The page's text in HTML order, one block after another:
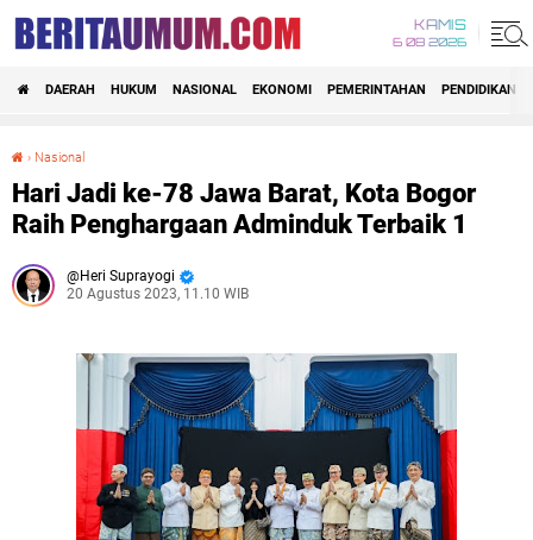
KAMIS
6 08 2026
DAERAH HUKUM NASIONAL EKONOMI PEMERINTAHAN PENDIDIKAN
› Nasional
Hari Jadi ke-78 Jawa Barat, Kota Bogor
Raih Penghargaan Adminduk Terbaik 1
Heri Suprayogi
20 Agustus 2023, 11.10 WIB